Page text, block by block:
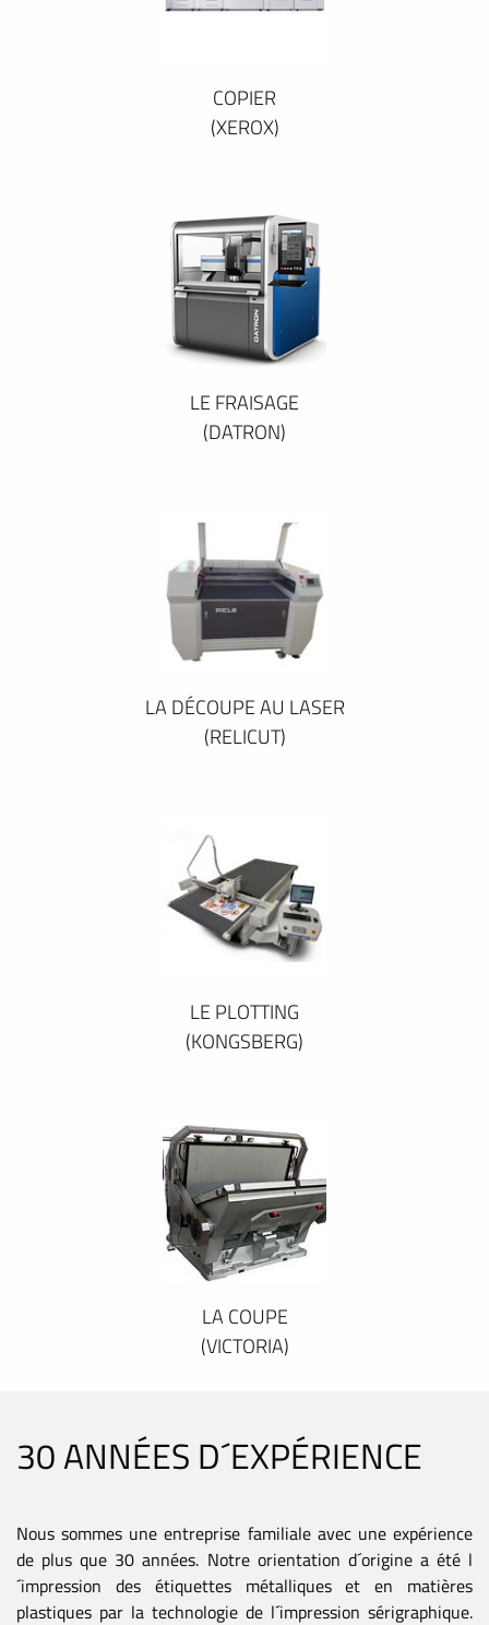
COPIER
(XEROX)
LE FRAISAGE
(DATRON)
LA DÉCOUPE AU LASER
(RELICUT)
LE PLOTTING
(KONGSBERG)
LA COUPE
(VICTORIA)
30 ANNÉES D´EXPÉRIENCE
Nous sommes une entreprise familiale avec une expérience
de plus que 30 années. Notre orientation d´origine a été l
´impression des étiquettes métalliques et en matières
plastiques par la technologie de l´impression sérigraphique.